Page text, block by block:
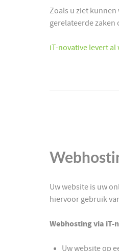
Zoals u ziet
gerelateerde zaken
iT-novative levert al
Uw website is uw
hiervoor gebruik
Webhosting via iT-
Uw website op